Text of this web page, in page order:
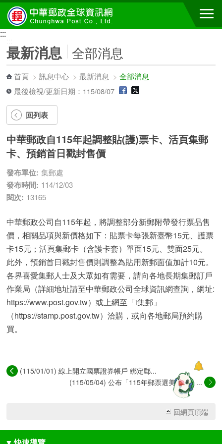
跳到主要內容區塊
:::
最新消息 全部消息
首頁 >訊息中心 >最新消息 >全部消息
最後檢視/更新日期：115/08/07
回列表
中華郵政自115年起調整貼(護)票卡、活頁集郵
卡、預銷首日戳封售價
發布單位: 集郵處
發布時間: 114/12/03
閱次: 13165
中華郵政公司自115年起，將調整部分新郵附帶發行票品售
價，相關品項與新價格如下：貼票卡每張新臺幣15元、護票
卡15元；活頁集郵卡（含護卡套）單面15元、雙面25元。
此外，預銷首日戳封售價則調整為貼用新郵面值加計10元。
各界喜愛集郵人士及大眾如有需要，請向各地長期集郵訂戶
作業局（詳細地址請至中華郵政公司全球資訊網查詢，網址:
https://www.post.gov.tw）或上網至「i集郵」
（https://stamp.post.gov.tw）洽購，或向各地郵局預約購
買。
(115/01/01) 線上開立國票證券帳戶 綁定郵...
(115/05/04) 公布「115年郵票選美活動」...
回網頁頂端